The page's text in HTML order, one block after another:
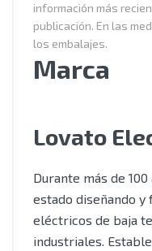
información más
publicación. En las
los embalajes.
Marca
Lovato
Durante más de 100
estado diseñando
eléctricos de baja
industriales.